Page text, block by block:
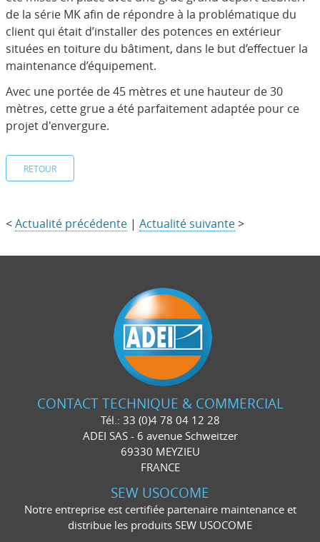
de la série MK afin de répondre à la problématique du
client qui était d’installer des potences en extérieur
situées en toiture du bâtiment, dans le but d’effectuer la
maintenance d’équipement.
Avec une portée de 45 mètres et une hauteur de 30
mètres, cette grue a été parfaitement adaptée pour ce
projet d'envergure.
RETOUR
< Actualité précédente Actualité suivante >
CONTACT TECHNIQUE & COMMERCIAL
Tél.: 33 (0)4 78 04 12 28
ADEI SAS - 6 avenue Schweitzer
69330 MEYZIEU
FRANCE
SEW USOCOME
Notre entreprise est certifiée partenaire maintenance et
distribue les produits SEW USOCOME